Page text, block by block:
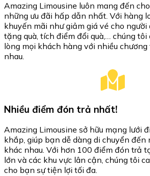
Amazing Limousine luôn mang đến
những ưu đãi hấp dẫn nhất. Với hàng
khuyến mãi như giảm giá vé cho người
tặng quà, tích điểm đổi quà,… chúng tôi
lòng mọi khách hàng với nhiều
nhau.
Nhiều điểm đón trả nhất!
Amazing Limousine sở hữu mạng lưới
khắp, giúp bạn dễ dàng di chuyển đến
khác nhau. Với hơn 100 điểm đón trả
lớn và các khu vực lân cận, chúng tôi
cho bạn sự tiện lợi tối đa.